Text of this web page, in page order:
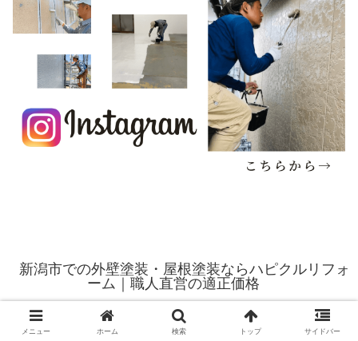
新潟市での外壁塗装・屋根塗装ならハピクルリフォ
ーム｜職人直営の適正価格
© 2020 新潟市での外壁塗装・屋根塗装ならハピクルリフォーム｜職
人直営の適正価格.
メニュー ホーム 検索 トップ サイドバー